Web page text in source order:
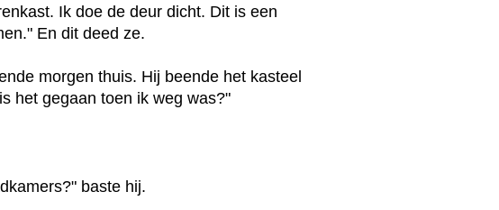
Ik doe de deur dicht. Dit is een
En dit deed ze.
morgen thuis. Hij beende het kasteel
het gegaan toen ik weg was?"
baste hij.